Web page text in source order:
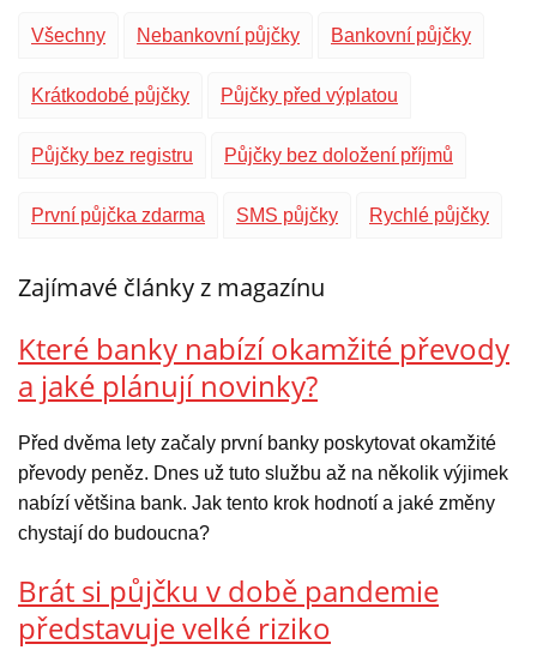
Všechny Nebankovní půjčky Bankovní půjčky
Krátkodobé půjčky Půjčky před výplatou
Půjčky bez registru Půjčky bez doložení příjmů
První půjčka zdarma SMS půjčky Rychlé půjčky
Zajímavé články z magazínu
Které banky nabízí okamžité převody
a jaké plánují novinky?
Před dvěma lety začaly první banky poskytovat okamžité
převody peněz. Dnes už tuto službu až na několik výjimek
nabízí většina bank. Jak tento krok hodnotí a jaké změny
chystají do budoucna?
Brát si půjčku v době pandemie
představuje velké riziko